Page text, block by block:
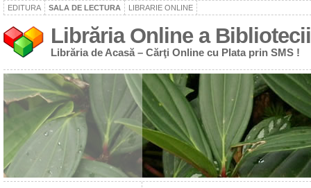
EDITURA SALA DE LECTURA LIBRARIE ONLINE
Librăria Online a
Librăria de Acasă – Cărţi Online cu Plata prin SMS !